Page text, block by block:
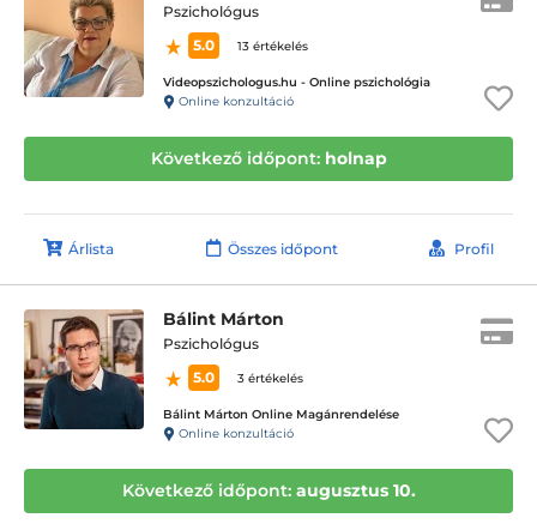
Pszichológus
5.0
13 értékelés
Videopszichologus.hu - Online pszichológia
Online konzultáció
Következő időpont: holnap
Árlista Összes időpont Profil
Bálint Márton
Pszichológus
5.0
3 értékelés
Bálint Márton Online Magánrendelése
Online konzultáció
Következő időpont: augusztus 10.